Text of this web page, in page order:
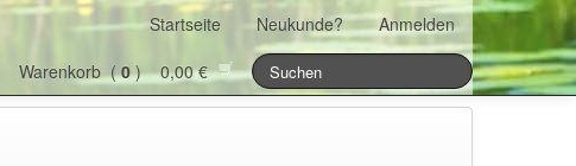
Startseite Neukunde?
Anmelden
Warenkorb (0) 0,00 €